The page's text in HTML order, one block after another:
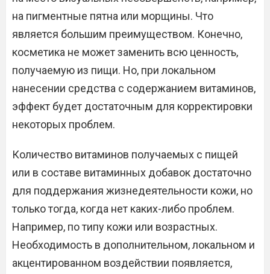
на пигментные пятна или морщины. Что
является большим преимуществом. Конечно,
косметика не может заменить всю ценность,
получаемую из пищи. Но, при локальном
нанесении средства с содержанием витаминов,
эффект будет достаточным для корректировки
некоторых проблем.
Количество витаминов получаемых с пищей
или в составе витаминных добавок достаточно
для поддержания жизнедеятельности кожи, но
только тогда, когда нет каких-либо проблем.
Например, по типу кожи или возрастных.
Необходимость в дополнительном, локальном и
акцентированном воздействии появляется,